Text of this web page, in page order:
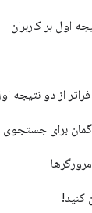
اول بر کاربران
از دو نتیجه
برای
کنید!